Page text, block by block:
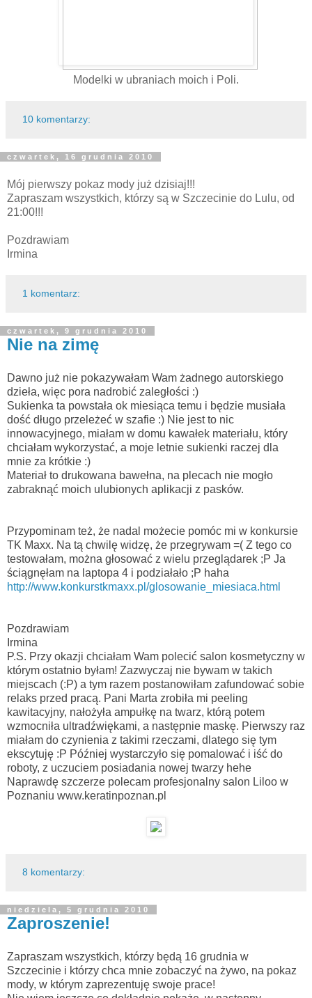
Modelki w ubraniach moich i Poli.
10 komentarzy:
czwartek, 16 grudnia 2010
Mój pierwszy pokaz mody już dzisiaj!!!
Zapraszam wszystkich, którzy są w Szczecinie do Lulu, od
21:00!!!
Pozdrawiam
Irmina
1 komentarz:
czwartek, 9 grudnia 2010
Nie na zimę
Dawno już nie pokazywałam Wam żadnego autorskiego
dzieła, więc pora nadrobić zaległości :)
Sukienka ta powstała ok miesiąca temu i będzie musiała
dość długo przeleżeć w szafie :) Nie jest to nic
innowacyjnego, miałam w domu kawałek materiału, który
chciałam wykorzystać, a moje letnie sukienki raczej dla
mnie za krótkie :)
Materiał to drukowana bawełna, na plecach nie mogło
zabraknąć moich ulubionych aplikacji z pasków.
Przypominam też, że nadal możecie pomóc mi w konkursie
TK Maxx. Na tą chwilę widzę, że przegrywam =( Z tego co
testowałam, można głosować z wielu przeglądarek ;P Ja
ściągnęłam na laptopa 4 i podziałało ;P haha
http://www.konkurstkmaxx.pl/glosowanie_miesiaca.html
Pozdrawiam
Irmina
P.S. Przy okazji chciałam Wam polecić salon kosmetyczny w
którym ostatnio byłam! Zazwyczaj nie bywam w takich
miejscach (:P) a tym razem postanowiłam zafundować sobie
relaks przed pracą. Pani Marta zrobiła mi peeling
kawitacyjny, nałożyła ampułkę na twarz, którą potem
wzmocniła ultradźwiękami, a następnie maskę. Pierwszy raz
miałam do czynienia z takimi rzeczami, dlatego się tym
ekscytuję :P Później wystarczyło się pomalować i iść do
roboty, z uczuciem posiadania nowej twarzy hehe
Naprawdę szczerze polecam profesjonalny salon Liloo w
Poznaniu www.keratinpoznan.pl
8 komentarzy:
niedziela, 5 grudnia 2010
Zaproszenie!
Zapraszam wszystkich, którzy będą 16 grudnia w
Szczecinie i którzy chca mnie zobaczyć na żywo, na pokaz
mody, w którym zaprezentuję swoje prace!